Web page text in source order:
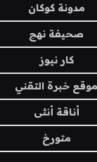
مدونة كوكان
صحيفة نهج
كار نيوز
موقع خبرة التقني
أناقة أنثى
متورخ